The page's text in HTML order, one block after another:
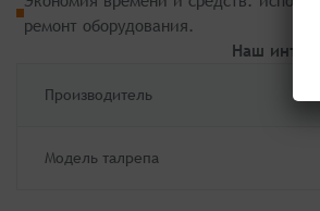
ремонт оборудования.
Наш
Производитель
Модель талрепа